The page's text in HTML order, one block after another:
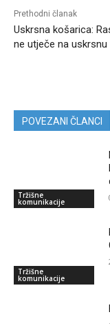
Prethodni članak
Uskrsna košarica:
ne utječe na uskrsnu
POVEZANI ČLANCI
Tržišne
komunikacije
Tržišne
komunikacije